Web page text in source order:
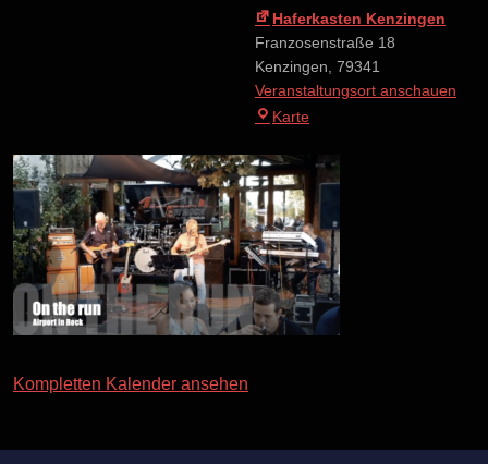
Haferkasten Kenzingen
Franzosenstraße 18
Kenzingen 79341
Veranstaltungsort anschauen
Karte
Kompletten Kalender ansehen